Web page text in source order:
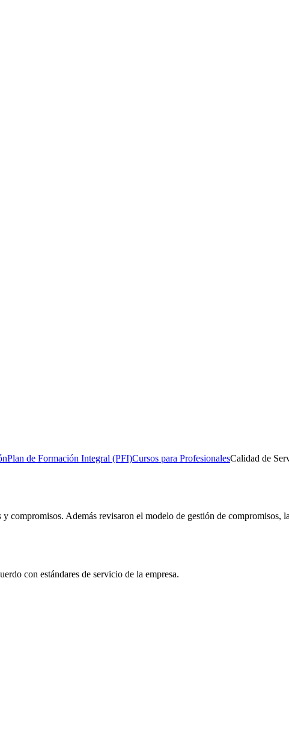
Plan de Formación Integral (PFI)Cursos para ProfesionalesCalidad de
compromisos. Además revisaron el modelo de gestión de compromisos,
con estándares de servicio de la empresa.